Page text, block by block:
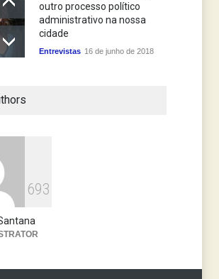
outro processo político
administrativo na nossa
cidade
Entrevistas 16 de junho de 2018
693